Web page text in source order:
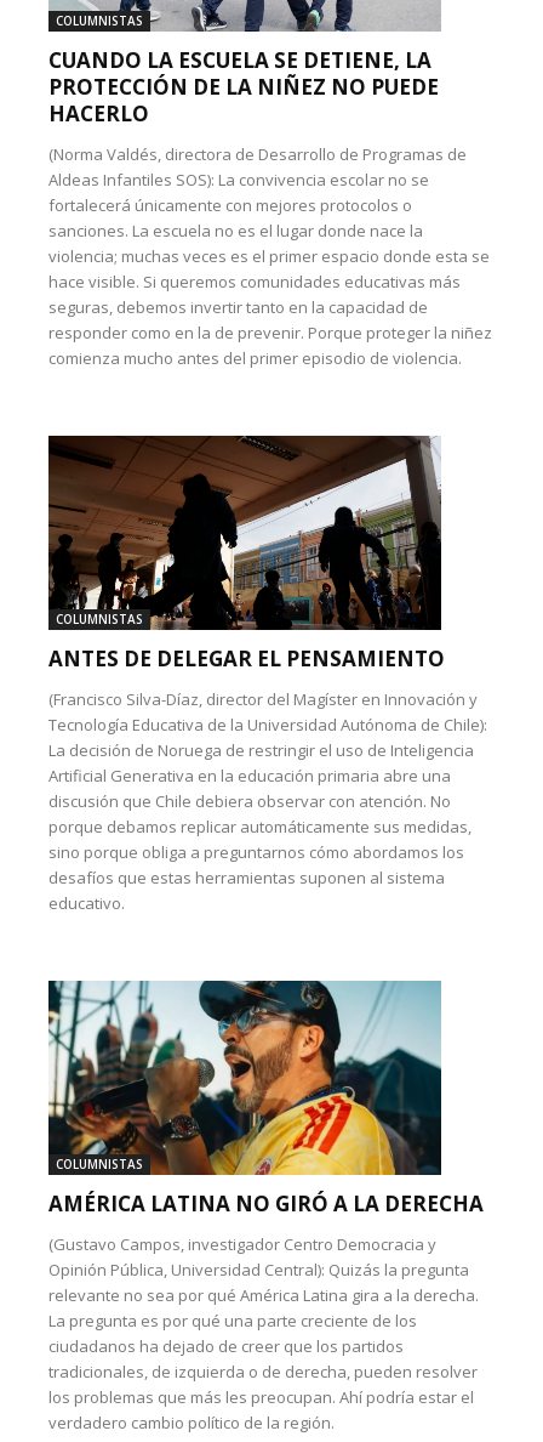
COLUMNISTAS
CUANDO LA ESCUELA SE DETIENE, LA
PROTECCIÓN DE LA NIÑEZ NO PUEDE
HACERLO
(Norma Valdés, directora de Desarrollo de Programas de
Aldeas Infantiles SOS): La convivencia escolar no se
fortalecerá únicamente con mejores protocolos o
sanciones. La escuela no es el lugar donde nace la
violencia; muchas veces es el primer espacio donde esta se
hace visible. Si queremos comunidades educativas más
seguras, debemos invertir tanto en la capacidad de
responder como en la de prevenir. Porque proteger la niñez
comienza mucho antes del primer episodio de violencia.
COLUMNISTAS
ANTES DE DELEGAR EL PENSAMIENTO
(Francisco Silva-Díaz, director del Magíster en Innovación y
Tecnología Educativa de la Universidad Autónoma de Chile):
La decisión de Noruega de restringir el uso de Inteligencia
Artificial Generativa en la educación primaria abre una
discusión que Chile debiera observar con atención. No
porque debamos replicar automáticamente sus medidas,
sino porque obliga a preguntarnos cómo abordamos los
desafíos que estas herramientas suponen al sistema
educativo.
COLUMNISTAS
AMÉRICA LATINA NO GIRÓ A LA DERECHA
(Gustavo Campos, investigador Centro Democracia y
Opinión Pública, Universidad Central): Quizás la pregunta
relevante no sea por qué América Latina gira a la derecha.
La pregunta es por qué una parte creciente de los
ciudadanos ha dejado de creer que los partidos
tradicionales, de izquierda o de derecha, pueden resolver
los problemas que más les preocupan. Ahí podría estar el
verdadero cambio político de la región.